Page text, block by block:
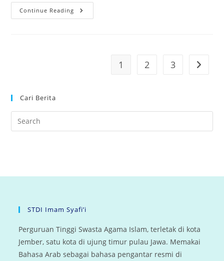
Continue Reading Pusat
Penelitian
1 2 3 Go to
Cari Berita
STDI Imam Syafi’i
Perguruan Tinggi Swasta Agama Islam, terletak di kota
Jember, satu kota di ujung timur pulau Jawa. Memakai
Bahasa Arab sebagai bahasa pengantar resmi di